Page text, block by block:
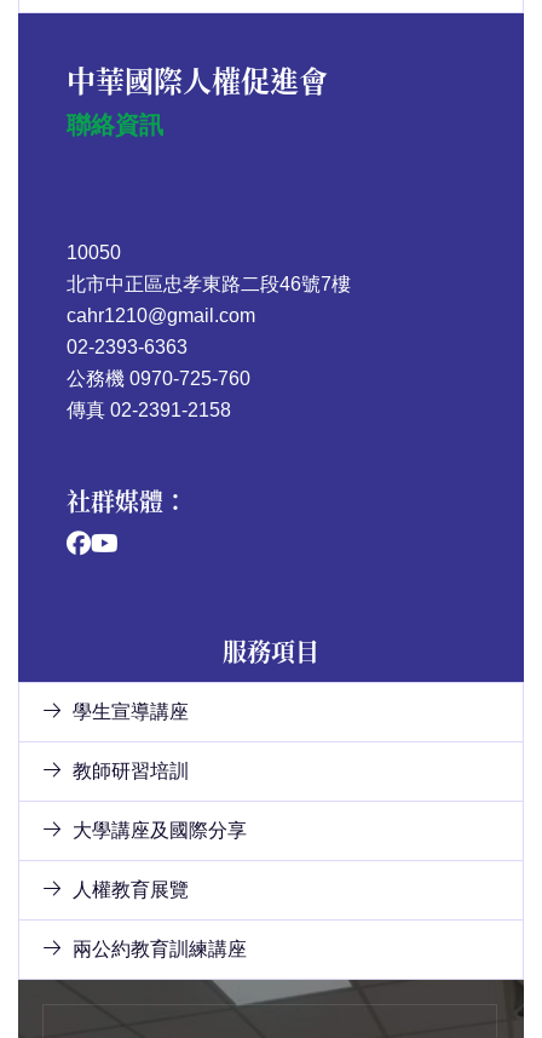
中華國際人權促進會
聯絡資訊
10050
北市中正區忠孝東路二段46號7樓
cahr1210@gmail.com
02-2393-6363
公務機 0970-725-760
傳真 02-2391-2158
社群媒體：
服務項目
學生宣導講座
教師研習培訓
大學講座及國際分享
人權教育展覽
兩公約教育訓練講座